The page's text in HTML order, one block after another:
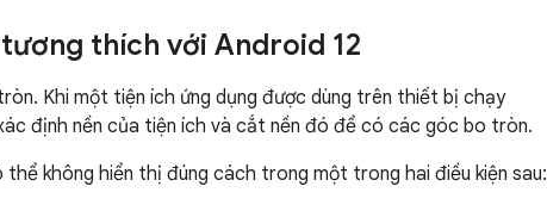
thích với Android 12
Khi một tiện ích ứng dụng được dùng trên thiết bị chạy
định nền của tiện ích và cắt nền đó để có các góc bo tròn.
không hiển thị đúng cách trong một trong hai điều kiện sau: